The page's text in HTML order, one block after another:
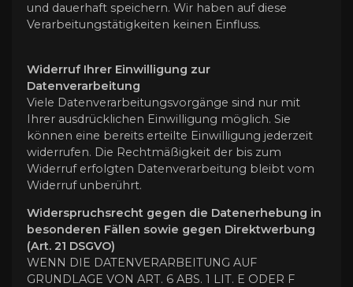
und dauerhaft speichern. Wir haben auf diese
Verarbeitungstätigkeiten keinen Einfluss.
Widerruf Ihrer Einwilligung zur
Datenverarbeitung
Viele Datenverarbeitungsvorgänge sind nur mit
Ihrer ausdrücklichen Einwilligung möglich. Sie
können eine bereits erteilte Einwilligung jederzeit
widerrufen. Die Rechtmäßigkeit der bis zum
Widerruf erfolgten Datenverarbeitung bleibt vom
Widerruf unberührt.
Widerspruchsrecht gegen die Datenerhebung in
besonderen Fällen sowie gegen Direktwerbung
(Art. 21 DSGVO)
WENN DIE DATENVERARBEITUNG AUF
GRUNDLAGE VON ART. 6 ABS. 1 LIT. E ODER F